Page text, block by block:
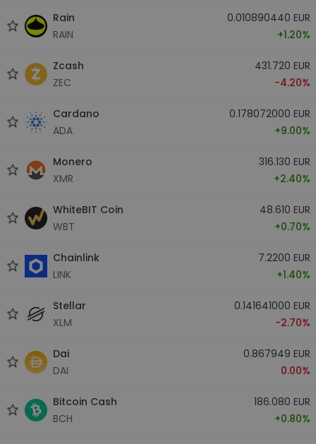
Rain
RAIN
0.010890440 EUR
+1.20%
Zcash
ZEC
431.720 EUR
-4.20%
Cardano
ADA
0.178072000 EUR
+9.00%
Monero
XMR
316.130 EUR
+2.40%
WhiteBIT Coin
WBT
48.610 EUR
+0.70%
Chainlink
LINK
7.2200 EUR
+1.40%
Stellar
XLM
0.141641000 EUR
-2.70%
Dai
DAI
0.867949 EUR
0.00%
Bitcoin Cash
BCH
186.080 EUR
+0.80%